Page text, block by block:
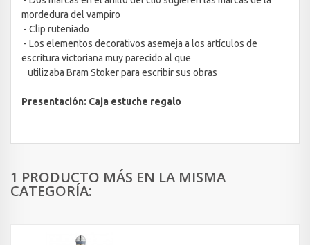
mordedura del vampiro
- Clip ruteniado
- Los elementos decorativos asemeja a los artículos de
escritura victoriana muy parecido al que
utilizaba Bram Stoker para escribir sus obras
Presentación: Caja estuche regalo
1 PRODUCTO MÁS EN LA MISMA
CATEGORÍA: